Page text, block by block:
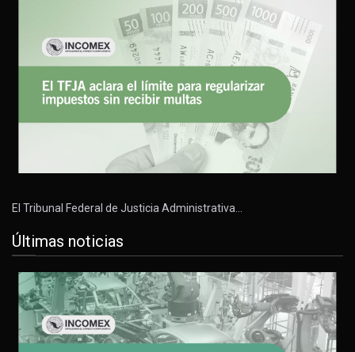
El Tribunal Federal de Justicia Administrativa…
Últimas noticias